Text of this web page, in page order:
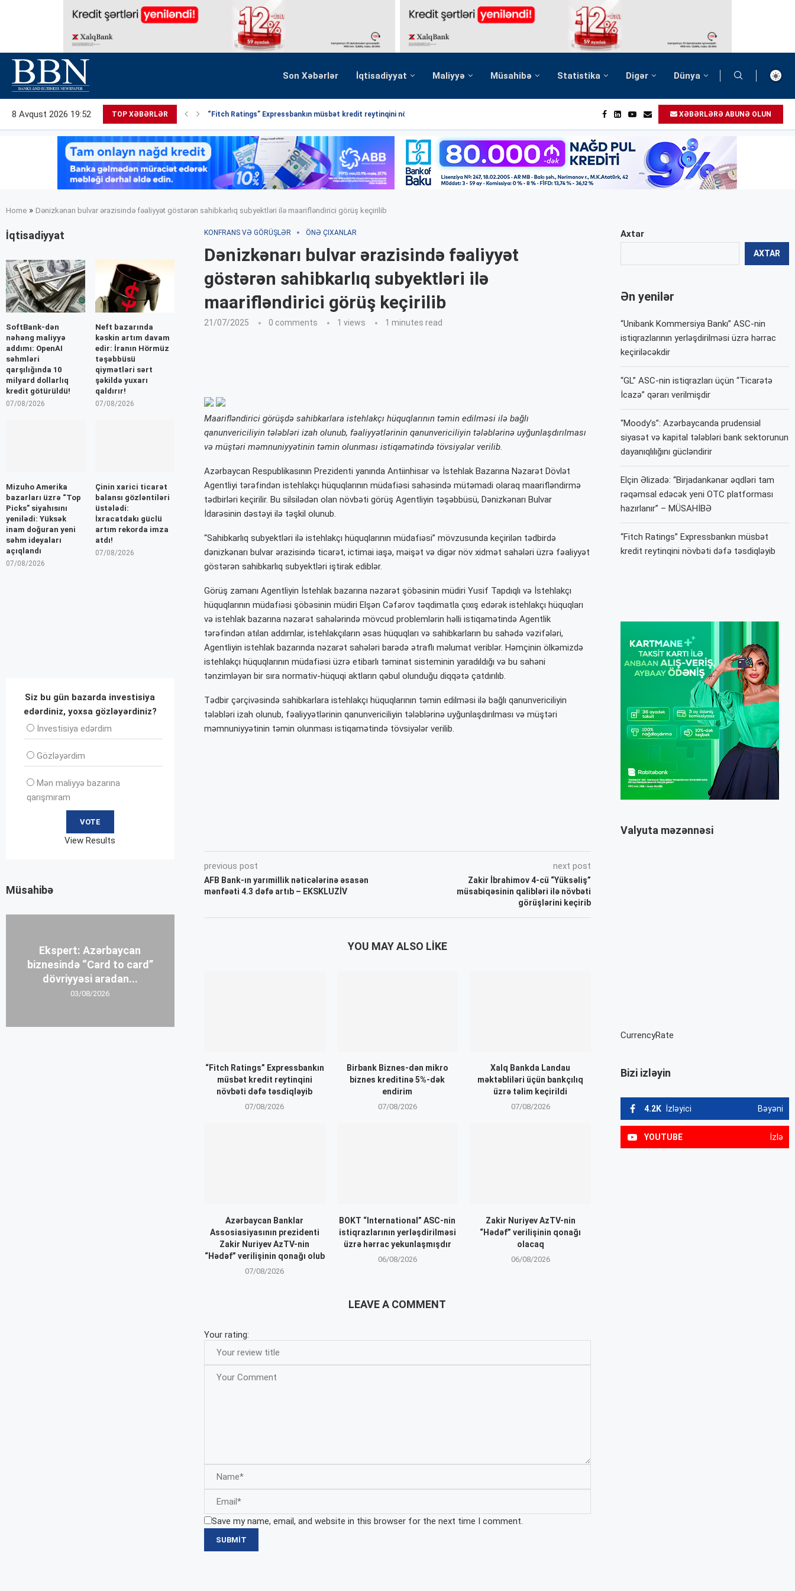
Son Xəbərlər İqtisadiyyat Maliyyə Müsahibə Statistika Digər Dünya
8 Avqust 2026 19:52 TOP XƏBƏRLƏR “Fitch Ratings” Expressbankın müsbət kredit reytinqini növbəti dəfə... XƏBƏRLƏRƏ ABUNƏ OLUN
Home » Dənizkənarı bulvar ərazisində fəaliyyət göstərən sahibkarlıq subyektləri ilə maarifləndirici görüş keçirilib
KONFRANS VƏ GÖRÜŞLƏR ÖNƏ ÇIXANLAR
Dənizkənarı bulvar ərazisində fəaliyyət
göstərən sahibkarlıq subyektləri ilə
maarifləndirici görüş keçirilib
21/07/2025 0 comments 1 views 1 minutes read
Maarifləndirici görüşdə sahibkarlara istehlakçı hüquqlarının təmin edilməsi ilə bağlı
qanunvericiliyin tələbləri izah olunub, fəaliyyətlərinin qanunvericiliyin tələblərinə uyğunlaşdırılması
və müştəri məmnuniyyətinin təmin olunması istiqamətində tövsiyələr verilib.
Azərbaycan Respublikasının Prezidenti yanında Antiinhisar və İstehlak Bazarına Nəzarət Dövlət
Agentliyi tərəfindən istehlakçı hüquqlarının müdafiəsi sahəsində mütəmadi olaraq maarifləndirmə
tədbirləri keçirilir. Bu silsilədən olan növbəti görüş Agentliyin təşəbbüsü, Dənizkənarı Bulvar
İdarəsinin dəstəyi ilə təşkil olunub.
“Sahibkarlıq subyektləri ilə istehlakçı hüquqlarının müdafiəsi” mövzusunda keçirilən tədbirdə
dənizkənarı bulvar ərazisində ticarət, ictimai iaşə, məişət və digər növ xidmət sahələri üzrə fəaliyyət
göstərən sahibkarlıq subyektləri iştirak ediblər.
Görüş zamanı Agentliyin İstehlak bazarına nəzarət şöbəsinin müdiri Yusif Tapdıqlı və İstehlakçı
hüquqlarının müdafiəsi şöbəsinin müdiri Elşən Cəfərov təqdimatla çıxış edərək istehlakçı hüquqları
və istehlak bazarına nəzarət sahələrində mövcud problemlərin həlli istiqamətində Agentlik
tərəfindən atılan addımlar, istehlakçıların əsas hüquqları və sahibkarların bu sahədə vəzifələri,
Agentliyin istehlak bazarında nəzarət sahələri barədə ətraflı məlumat veriblər. Həmçinin ölkəmizdə
istehlakçı hüquqlarının müdafiəsi üzrə etibarlı təminat sisteminin yaradıldığı və bu sahəni
tənzimləyən bir sıra normativ-hüquqi aktların qəbul olunduğu diqqətə çatdırılıb.
Tədbir çərçivəsində sahibkarlara istehlakçı hüquqlarının təmin edilməsi ilə bağlı qanunvericiliyin
tələbləri izah olunub, fəaliyyətlərinin qanunvericiliyin tələblərinə uyğunlaşdırılması və müştəri
məmnuniyyətinin təmin olunması istiqamətində tövsiyələr verilib.
previous post
AFB Bank-ın yarımillik nəticələrinə əsasən
mənfəəti 4.3 dəfə artıb – EKSKLUZİV
next post
Zakir İbrahimov 4-cü “Yüksəliş”
müsabiqəsinin qalibləri ilə növbəti
görüşlərini keçirib
YOU MAY ALSO LIKE
“Fitch Ratings” Expressbankın
müsbət kredit reytinqini
növbəti dəfə təsdiqləyib
07/08/2026
Birbank Biznes-dən mikro
biznes kreditinə 5%-dək
endirim
07/08/2026
Xalq Bankda Landau
məktəbliləri üçün bankçılıq
üzrə təlim keçirildi
07/08/2026
Azərbaycan Banklar
Assosiasiyasının prezidenti
Zakir Nuriyev AzTV-nin
“Hədəf” verilişinin qonağı olub
07/08/2026
BOKT “International” ASC-nin
istiqrazlarının yerləşdirilməsi
üzrə hərrac yekunlaşmışdır
06/08/2026
Zakir Nuriyev AzTV-nin
“Hədəf” verilişinin qonağı
olacaq
06/08/2026
LEAVE A COMMENT
Your rating:
Save my name, email, and website in this browser for the next time I comment.
Axtar
AXTAR
Ən yenilər
“Unibank Kommersiya Bankı” ASC-nin
istiqrazlarının yerləşdirilməsi üzrə hərrac
keçiriləcəkdir
“GL” ASC-nin istiqrazları üçün “Ticarətə
İcazə” qərarı verilmişdir
“Moody’s”: Azərbaycanda prudensial
siyasət və kapital tələbləri bank sektorunun
dayanıqlılığını gücləndirir
Elçin Əlizadə: “Birjadankənar əqdləri tam
rəqəmsal edəcək yeni OTC platforması
hazırlanır” – MÜSAHİBƏ
“Fitch Ratings” Expressbankın müsbət
kredit reytinqini növbəti dəfə təsdiqləyib
Valyuta məzənnəsi
CurrencyRate
Bizi izləyin
4.2K İzləyici Bəyəni
YOUTUBE İzlə
İqtisadiyyat
SoftBank-dən
nəhəng maliyyə
addımı: OpenAI
səhmləri
qarşılığında 10
milyard dollarlıq
kredit götürüldü!
07/08/2026
Neft bazarında
kəskin artım davam
edir: İranın Hörmüz
təşəbbüsü
qiymətləri sərt
şəkildə yuxarı
qaldırır!
07/08/2026
Mizuho Amerika
bazarları üzrə “Top
Picks” siyahısını
yenilədi: Yüksək
inam doğuran yeni
səhm ideyaları
açıqlandı
07/08/2026
Çinin xarici ticarət
balansı gözləntiləri
üstələdi:
İxracatdakı güclü
artım rekorda imza
atdı!
07/08/2026
Siz bu gün bazarda investisiya
edərdiniz, yoxsa gözləyərdiniz?
İnvеstisiya edərdim
Gözləyərdim
Mən maliyyə bazarına
qarışmıram
View Results
Müsahibə
Ekspert: Azərbaycan
biznesində “Card to card”
dövriyyəsi aradan...
03/08/2026